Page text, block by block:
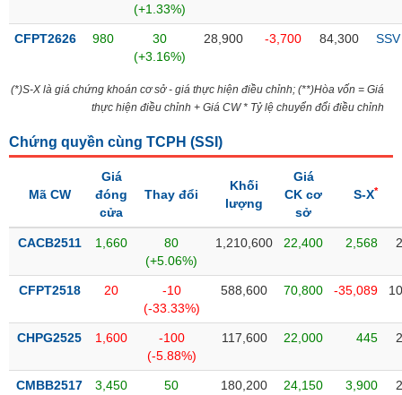
thị
(+1.33%)
CFPT2626 980
30
(+3.16%)
28,900 -3,700 84,300 SSV
(*)S-X là giá chứng khoán cơ sở - giá thực hiện điều chỉnh; (**)Hòa vốn = Giá
thực hiện điều chỉnh + Giá CW * Tỷ lệ chuyển đổi điều chỉnh
Chứng quyền cùng TCPH (SSI )
Mã CW
Giá
đóng
cửa
Thay đổi
Khối
lượng
Giá
CK cơ
sở
S-X*
CACB2511 1,660
80
(+5.06%)
1,210,600 22,400 2,568
CFPT2518 20
-10
(-33.33%)
588,600 70,800 -35,089
CHPG2525 1,600
-100
(-5.88%)
117,600 22,000 445
CMBB2517 3,450
50
180,200 24,150 3,900
DÙNG
YẾU
TIÊU
THIẾT
YẾU
CHĂM